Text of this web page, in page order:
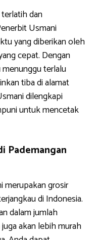
dan
Usmani
yang diberikan oleh
cepat. Dengan
terlalu
tiba di alamat
dilengkapi
untuk mencetak
Pademangan
merupakan grosir
di Indonesia.
dalam jumlah
akan lebih murah